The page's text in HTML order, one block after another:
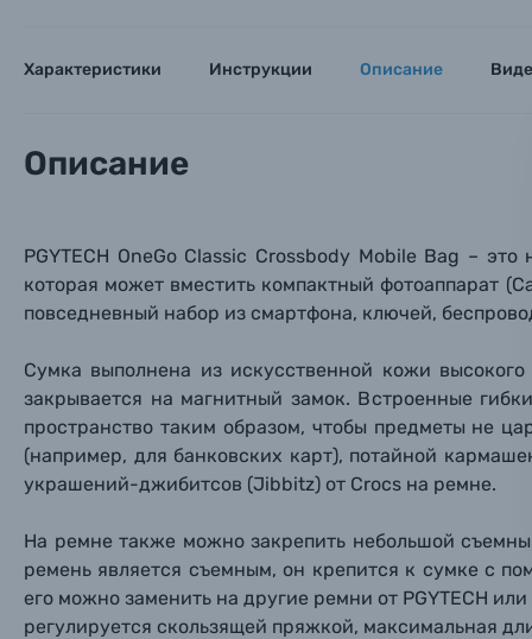
Имя
Ваш
Имя
Ваш
Аксессуары для фото и видеокамер
Оптические приборы
Электроника
Осветительное оборудование
Фотоальбомы
Вами с
Имя*
Номер
Нажимая
Характеристики Инструкции Описание
Описание
PGYTECH OneGo Classic Crossbody Mobile Bag –
которая может вместить компактный фотоаппарат
повседневный набор из смартфона, ключей,
Сумка выполнена из искусственной кожи высокого
закрывается на магнитный замок. Встроенные
пространство таким образом, чтобы предметы не
(например, для банковских карт), потайной
украшений-джибитсов (Jibbitz) от Crocs на ремне.
На ремне также можно закрепить небольшой
ремень является съемным, он крепится к сумке с
его можно заменить на другие ремни от PGYTECH
регулируется скользящей пряжкой, максимальная
Имя
Ваш